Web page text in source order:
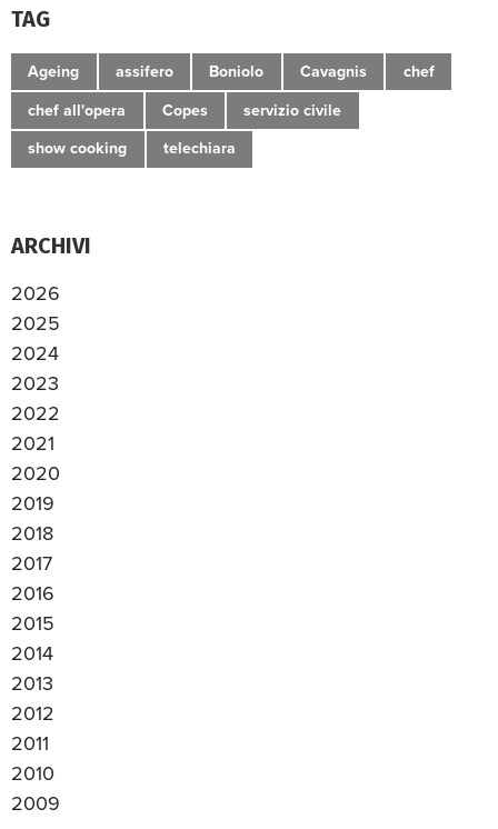
TAG
Ageing assifero Boniolo Cavagnis chef
chef all'opera Copes servizio civile
show cooking telechiara
ARCHIVI
2026
2025
2024
2023
2022
2021
2020
2019
2018
2017
2016
2015
2014
2013
2012
2011
2010
2009